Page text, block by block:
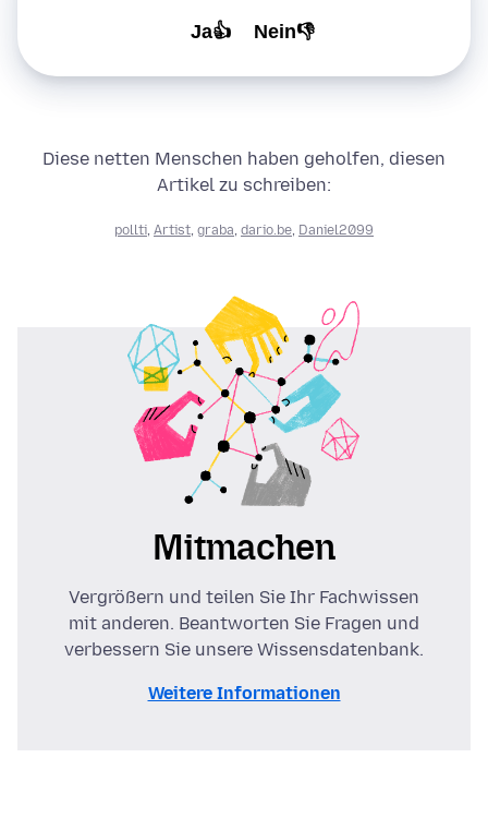
Ja👍 Nein👎
Diese netten Menschen haben geholfen, diesen
Artikel zu schreiben:
pollti Artist graba dario.be Daniel2099
Mitmachen
Vergrößern und teilen Sie Ihr Fachwissen
mit anderen. Beantworten Sie Fragen und
verbessern Sie unsere Wissensdatenbank.
Weitere Informationen